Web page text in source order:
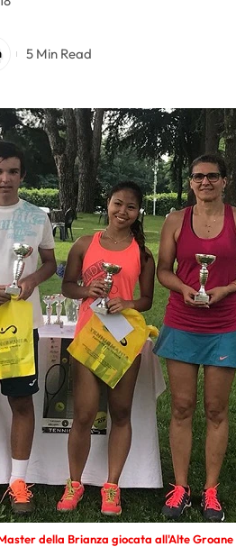
5 Min Read
della Brianza giocata all'Alte Groane